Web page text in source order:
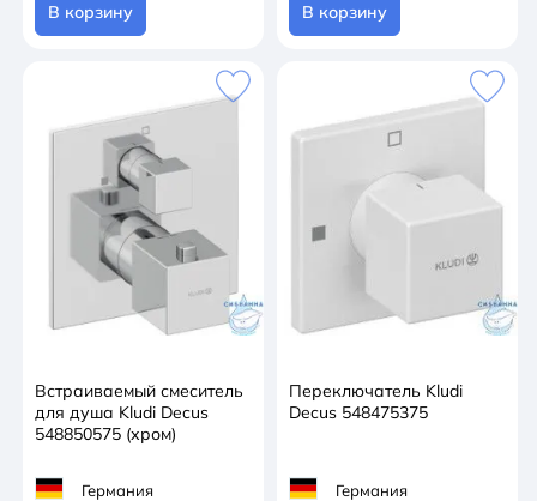
В корзину В корзину
Встраиваемый смеситель
для душа Kludi Decus
548850575 (хром)
Германия
Переключатель Kludi
Decus 548475375
Германия